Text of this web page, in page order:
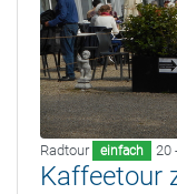
Radtour einfach 20
Kaffeetour